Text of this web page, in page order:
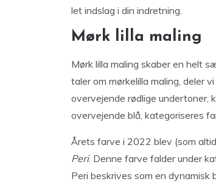
let indslag i din indretning.
Mørk lilla maling
Mørk lilla maling skaber en helt
taler om mørkelilla maling, deler
overvejende rødlige undertoner,
overvejende blå, kategoriseres
Årets farve i 2022 blev (som
Peri. Denne farve falder under
Peri beskrives som en